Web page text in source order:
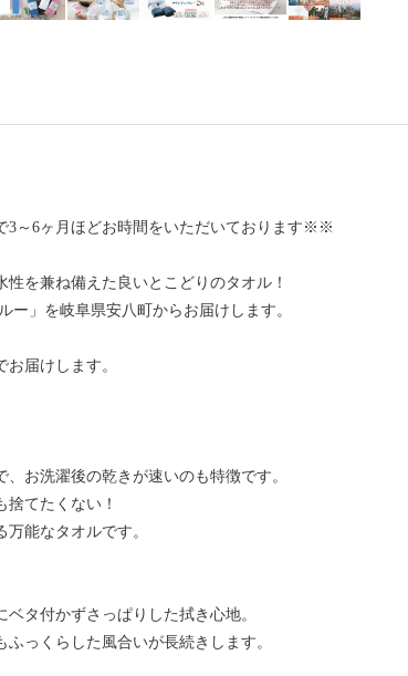
～6ヶ月ほどお時間をいただいております※※
を兼ね備えた良いとこどりのタオル！
ー」を岐阜県安八町からお届けします。
届けします。
お洗濯後の乾きが速いのも特徴です。
てたくない！
能なタオルです。
タ付かずさっぱりした拭き心地。
っくらした風合いが長続きします。